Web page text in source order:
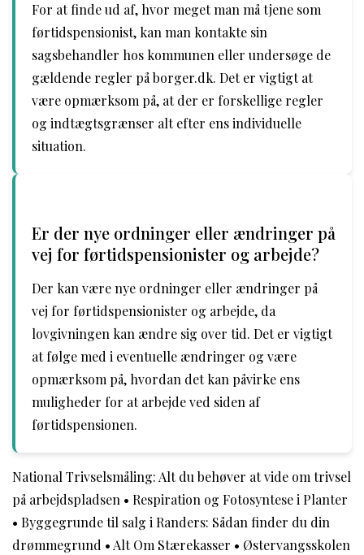
For at finde ud af, hvor meget man må tjene som
førtidspensionist, kan man kontakte sin
sagsbehandler hos kommunen eller undersøge de
gældende regler på borger.dk. Det er vigtigt at
være opmærksom på, at der er forskellige regler
og indtægtsgrænser alt efter ens individuelle
situation.
Er der nye ordninger eller ændringer på
vej for førtidspensionister og arbejde?
Der kan være nye ordninger eller ændringer på
vej for førtidspensionister og arbejde, da
lovgivningen kan ændre sig over tid. Det er vigtigt
at følge med i eventuelle ændringer og være
opmærksom på, hvordan det kan påvirke ens
muligheder for at arbejde ved siden af
førtidspensionen.
National Trivselsmåling: Alt du behøver at vide om trivsel
på arbejdspladsen • Respiration og Fotosyntese i Planter
• Byggegrunde til salg i Randers: Sådan finder du din
drømmegrund • Alt Om Stærekasser • Østervangsskolen